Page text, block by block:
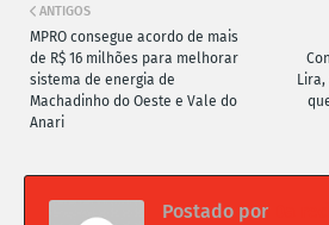
ANTIGOS
MPRO consegue acordo de mais
de R$ 16 milhões para melhorar
sistema de energia de
Machadinho do Oeste e Vale do
Anari
Postado por